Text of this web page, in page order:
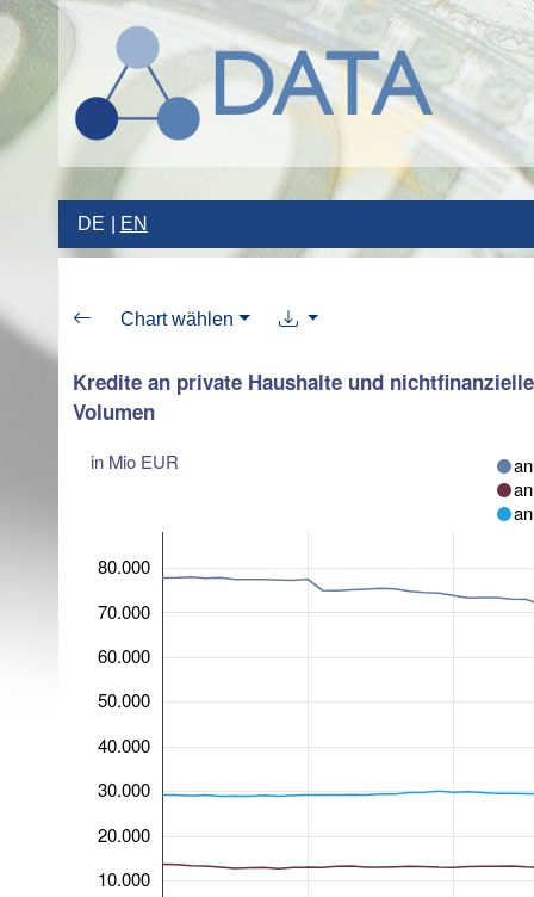
DE EN
Chart wählen
Kredite an private Haushalte und
Volumen
in Mio EUR
10.000
20.000
30.000
40.000
50.000
60.000
70.000
80.000